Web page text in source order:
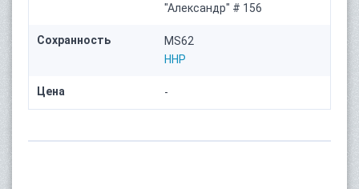
"Александр" # 156
Сохранность
MS62
HHP
Цена -